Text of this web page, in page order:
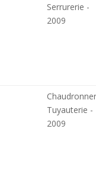
Serrurerie -
2009
Tuyauterie -
2009